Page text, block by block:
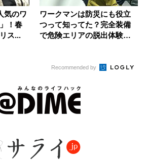
気のワ
！春
ス...
ワークマンは防災にも役立
つって知ってた？完全装備
で危険エリアの脱出体験を
Recommended by